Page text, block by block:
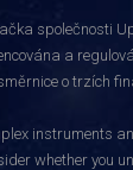
společnosti
a
o trzích
instruments
whether you